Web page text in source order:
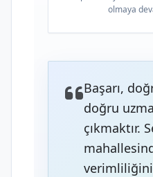
olmaya
Başarı,
doğru
çıkmaktır.